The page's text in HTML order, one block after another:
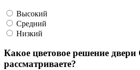
Высокий
Средний
Низкий
Какое цветовое решение
рассматриваете?